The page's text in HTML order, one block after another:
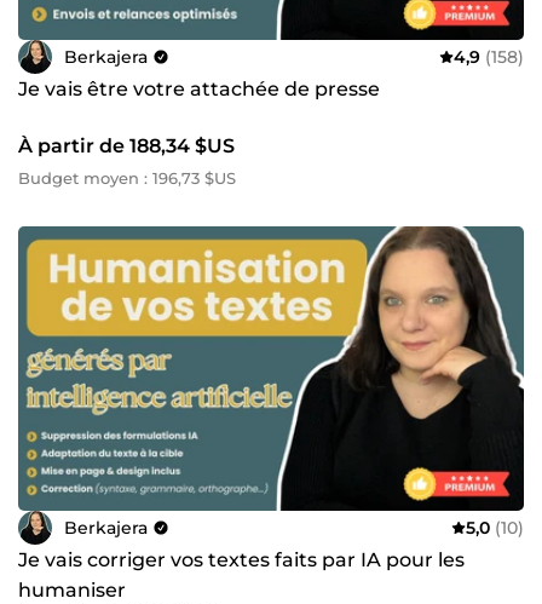
Berkajera 4,9 (158)
Je vais être votre attachée de presse
À partir de 188,34 $US
Budget moyen : 196,73 $US
Berkajera 5,0 (10)
Je vais corriger vos textes faits par IA pour les
humaniser